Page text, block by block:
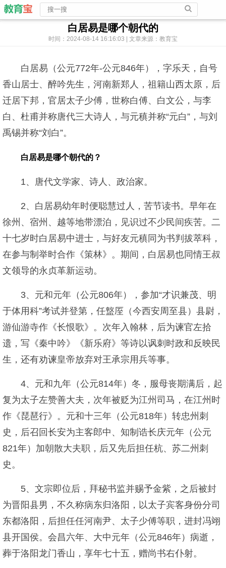
白居易是哪个朝代的
时间：2024-08-14 16:16:03 | 文章来源：教育宝
白居易（公元772年-公元846年），字乐天，自号
香山居士、醉吟先生，河南新郑人，祖籍山西太原，后
迁居下邦，官居太子少傅，世称白傅、白文公，与李
白、杜甫并称唐代三大诗人，与元稹并称“元白”，与刘
禹锡并称“刘白”。
白居易是哪个朝代的？
1、唐代文学家、诗人、政治家。
2、白居易幼年时便聪慧过人，苦节读书。早年在
徐州、宿州、越等地带漂泊，见识过不少民间疾苦。二
十七岁时白居易中进士，与好友元稹同为书判拔萃科，
在参与制举时合作《策林》。期间，白居易也同情王叔
文领导的永贞革新运动。
3、元和元年（公元806年），参加“才识兼茂、明
于体用科”考试并登第，任盩厔（今西安周至县）县尉，
游仙游寺作《长恨歌》。次年入翰林，后为谏官左拾
遗，写《秦中吟》《新乐府》等诗以讽刺时政和反映民
生，还有劝谏皇帝放弃对王承宗用兵等事。
4、元和九年（公元814年）冬，服母丧期满后，起
复为太子左赞善大夫，次年被贬为江州司马，在江州时
作《琵琶行》。元和十三年（公元818年）转忠州刺
史，后召回长安为主客郎中、知制诰长庆元年（公元
821年）加朝散大夫职，后又先后担任杭、苏二州刺
史。
5、文宗即位后，拜秘书监并赐予金紫，之后被封
为晋阳县男，不久称病东归洛阳，以太子宾客身份分司
东都洛阳，后担任任河南尹、太子少傅等职，进封冯翊
县开国侯。会昌六年、大中元年（公元846年）病逝，
葬于洛阳龙门香山，享年七十五，赠尚书右仆射。